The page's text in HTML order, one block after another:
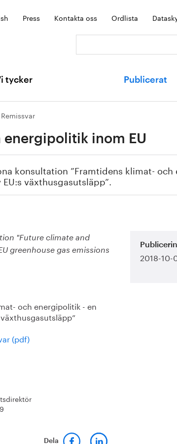
Press Kontakta oss Ordlista
tycker Publicerat
Remissvar
energipolitik inom EU
konsultation ”Framtidens klimat-
växthusgasutsläpp”.
"Future climate and
greenhouse gas emissions
och energipolitik - en
(pdf)
Dela
2018-10-